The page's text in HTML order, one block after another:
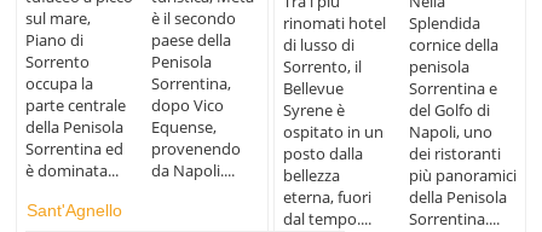
sul mare,
Piano di
Sorrento
occupa la
parte centrale
della Penisola
Sorrentina ed
è dominata...
è il secondo
paese della
Penisola
Sorrentina,
dopo Vico
Equense,
provenendo
da Napoli....
Sant'Agnello
rinomati hotel
di lusso di
Sorrento, il
Bellevue
Syrene è
ospitato in un
posto dalla
bellezza
eterna, fuori
dal tempo....
Splendida
cornice della
penisola
Sorrentina e
del Golfo di
Napoli, uno
dei ristoranti
più panoramici
della Penisola
Sorrentina....